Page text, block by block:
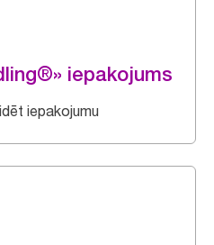
iepakojums
iepakojumu